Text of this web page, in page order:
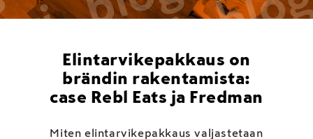
Elintarvikepakkaus on
brändin rakentamista:
case Rebl Eats ja Fredman
Miten elintarvikepakkaus valjastetaan